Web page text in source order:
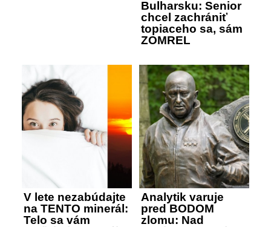
Bulharsku: Senior
chcel zachrániť
topiaceho sa, sám
ZOMREL
V lete nezabúdajte
na TENTO minerál:
Telo sa vám
Analytik varuje
pred BODOM
zlomu: Nad